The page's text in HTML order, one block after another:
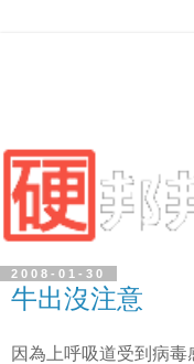
2008-01-30
牛出沒注意
因為上呼吸道受到病